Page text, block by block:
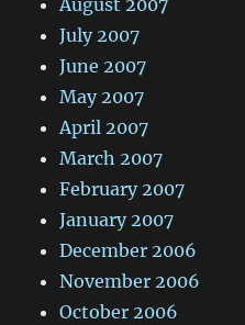
July 2007
June 2007
May 2007
April 2007
March 2007
February 2007
January 2007
December 2006
November 2006
October 2006